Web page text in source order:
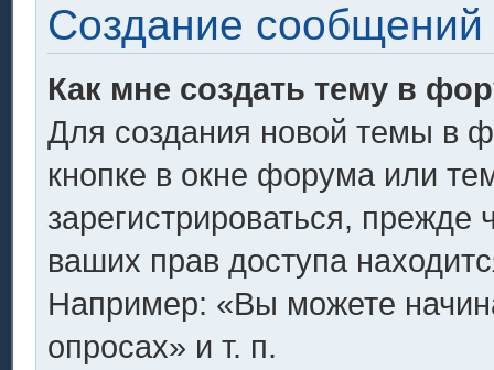
Создание сообщений
Как мне создать тему в
Для создания новой темы в
кнопке в окне форума или
зарегистрироваться,
ваших прав доступа
Например: «Вы можете
опросах» и т. п.